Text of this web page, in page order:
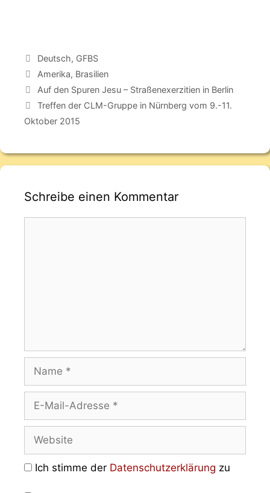
Deutsch, GFBS
Amerika, Brasilien
Auf den Spuren Jesu – Straßenexerzitien in Berlin
Treffen der CLM-Gruppe in Nürnberg vom 9.-11.
Oktober 2015
Schreibe einen Kommentar
Ich stimme der Datenschutzerklärung zu